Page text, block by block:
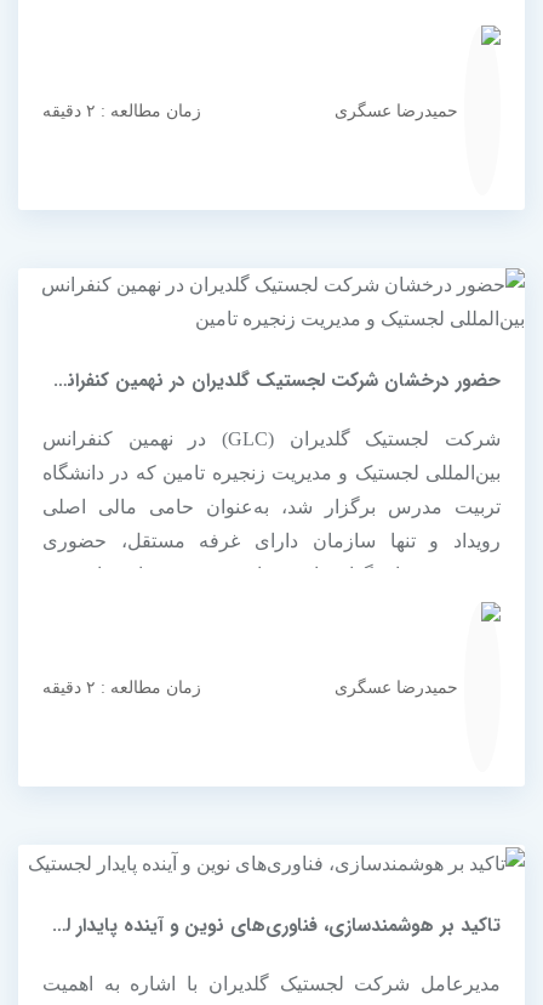
حمیدرضا عسگری زمان مطالعه : ۲ دقیقه
حضور درخشان شرکت لجستیک گلدیران در نهمین کنفرانس بین‌المللی لجستیک...
شرکت لجستیک گلدیران (GLC) در نهمین کنفرانس
بین‌المللی لجستیک و مدیریت زنجیره تامین که در دانشگاه
تربیت مدرس برگزار شد، به‌عنوان حامی مالی اصلی
رویداد و تنها سازمان دارای غرفه مستقل، حضوری
برجسته و تاثیرگذار داشت. این حضور، نمادی از تعهد
گلدیران به توسعه دانش، فناوری و نوآوری در صنعت
حمیدرضا عسگری زمان مطالعه : ۲ دقیقه
تاکید بر هوشمندسازی، فناوری‌های نوین و آینده پایدار لجستیک
مدیرعامل شرکت لجستیک گلدیران با اشاره به اهمیت